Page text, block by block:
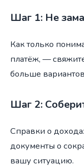
Шаг 1: Не
Как только
платёж, —
больше
Шаг 2:
Справки о
документы о
вашу ситуацию.